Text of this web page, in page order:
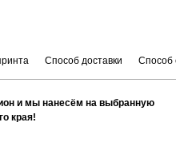
Способ доставки Способ
и мы нанесём на выбранную
края!